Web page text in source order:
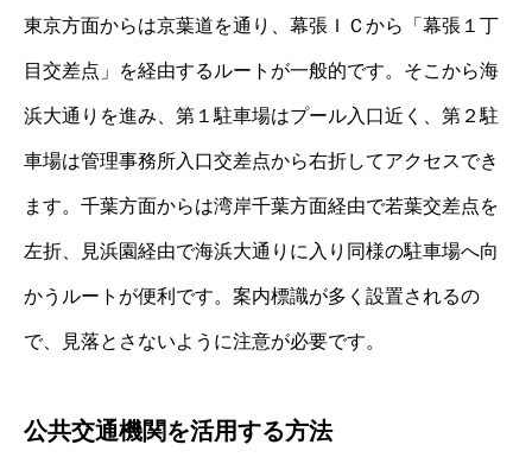
東京方面からは京葉道を通り、幕張ＩＣから「幕張１丁
目交差点」を経由するルートが一般的です。そこから海
浜大通りを進み、第１駐車場はプール入口近く、第２駐
車場は管理事務所入口交差点から右折してアクセスでき
ます。千葉方面からは湾岸千葉方面経由で若葉交差点を
左折、見浜園経由で海浜大通りに入り同様の駐車場へ向
かうルートが便利です。案内標識が多く設置されるの
で、見落とさないように注意が必要です。
公共交通機関を活用する方法